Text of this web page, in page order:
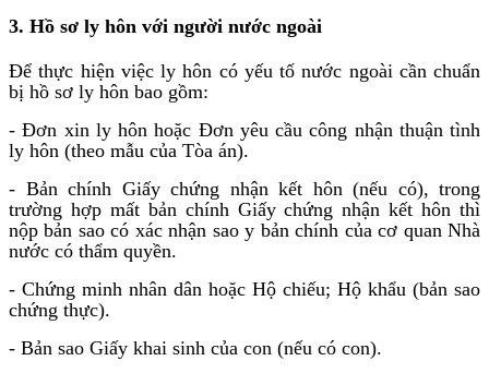
3. Hồ sơ ly hôn với người nước ngoài
Để thực hiện việc ly hôn có yếu tố nước ngoài cần chuẩn
bị hồ sơ ly hôn bao gồm:
- Đơn xin ly hôn hoặc Đơn yêu cầu công nhận thuận tình
ly hôn (theo mẫu của Tòa án).
- Bản chính Giấy chứng nhận kết hôn (nếu có), trong
trường hợp mất bản chính Giấy chứng nhận kết hôn thì
nộp bản sao có xác nhận sao y bản chính của cơ quan Nhà
nước có thẩm quyền.
- Chứng minh nhân dân hoặc Hộ chiếu; Hộ khẩu (bản sao
chứng thực).
- Bản sao Giấy khai sinh của con (nếu có con).